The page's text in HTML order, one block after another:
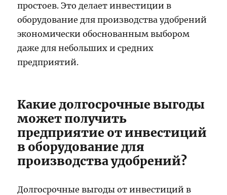
простоев. Это делает инвестиции в
оборудование для производства удобрений
экономически обоснованным выбором
даже для небольших и средних
предприятий.
Какие долгосрочные выгоды
может получить
предприятие от инвестиций
в оборудование для
производства удобрений?
Долгосрочные выгоды от инвестиций в